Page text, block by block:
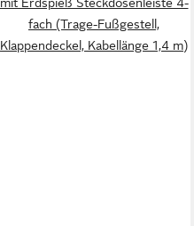
fach (Trage-Fußgestell,
Klappendeckel, Kabellänge 1,4 m)